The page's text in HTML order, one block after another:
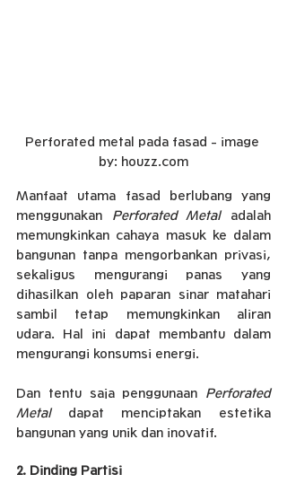
Perforated metal pada fasad - image
by: houzz.com
Manfaat utama fasad berlubang yang
menggunakan
Perforated Metal adalah
memungkinkan cahaya masuk ke dalam
bangunan tanpa mengorbankan privasi,
sekaligus mengurangi panas yang
dihasilkan oleh paparan sinar matahari
sambil tetap memungkinkan aliran
udara. Hal ini dapat membantu dalam
mengurangi konsumsi energi.
Dan tentu saja penggunaan Perforated
Metal
dapat menciptakan estetika
bangunan yang unik dan inovatif.
2. Dinding Partisi